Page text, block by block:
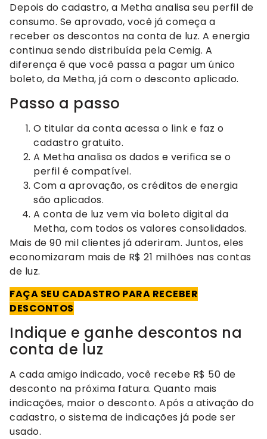
Depois do cadastro, a Metha analisa seu perfil de
consumo. Se aprovado, você já começa a
receber os descontos na conta de luz. A energia
continua sendo distribuída pela Cemig. A
diferença é que você passa a pagar um único
boleto, da Metha, já com o desconto aplicado.
Passo a passo
O titular da conta acessa o link e faz o
cadastro gratuito.
A Metha analisa os dados e verifica se o
perfil é compatível.
Com a aprovação, os créditos de energia
são aplicados.
A conta de luz vem via boleto digital da
Metha, com todos os valores consolidados.
Mais de 90 mil clientes já aderiram. Juntos, eles
economizaram mais de R$ 21 milhões nas contas
de luz.
FAÇA SEU CADASTRO PARA RECEBER
DESCONTOS
Indique e ganhe descontos na
conta de luz
A cada amigo indicado, você recebe R$ 50 de
desconto na próxima fatura. Quanto mais
indicações, maior o desconto. Após a ativação do
cadastro, o sistema de indicações já pode ser
usado.